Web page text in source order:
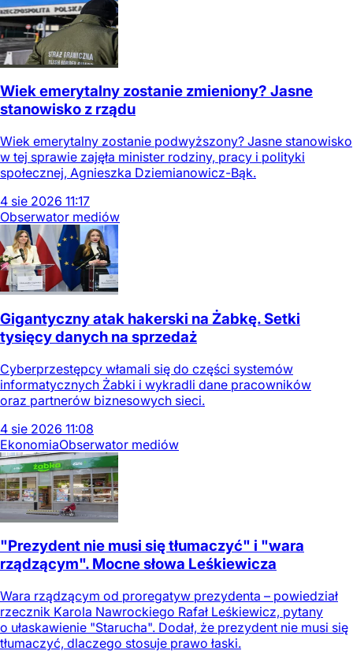
Wiek emerytalny zostanie zmieniony? Jasne
stanowisko z rządu
Wiek emerytalny zostanie podwyższony? Jasne stanowisko
w tej sprawie zajęła minister rodziny, pracy i polityki
społecznej, Agnieszka Dziemianowicz-Bąk.
4 sie 2026 11:17
Obserwator mediów
Gigantyczny atak hakerski na Żabkę. Setki
tysięcy danych na sprzedaż
Cyberprzestępcy włamali się do części systemów
informatycznych Żabki i wykradli dane pracowników
oraz partnerów biznesowych sieci.
4 sie 2026 11:08
EkonomiaObserwator mediów
"Prezydent nie musi się tłumaczyć" i "wara
rządzącym". Mocne słowa Leśkiewicza
Wara rządzącym od proregatyw prezydenta – powiedział
rzecznik Karola Nawrockiego Rafał Leśkiewicz, pytany
o ułaskawienie "Starucha". Dodał, że prezydent nie musi się
tłumaczyć, dlaczego stosuje prawo łaski.